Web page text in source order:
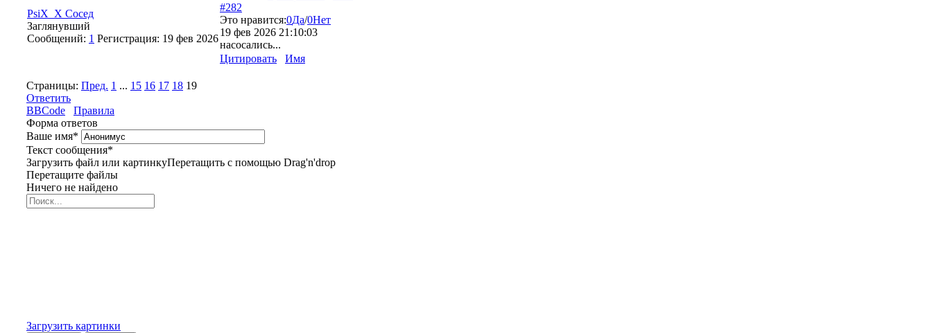
PsiX_X Сосед
Заглянувший
Сообщений: 1 Регистрация: 19 фев 2026
#282
Это нравится:0Да/0Нет
19 фев 2026 21:10:03
насосались...
Цитировать
Имя
Страницы: Пред. 1 ... 15 16 17 18 19
Ответить
BBCode
Правила
Форма ответов
Ваше имя*
Текст сообщения*
Загрузить файл или картинкуПеретащить с помощью Drag'n'drop
Перетащите файлы
Ничего не найдено
Загрузить картинки